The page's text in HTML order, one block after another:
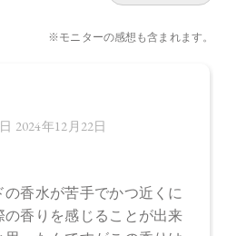
業日での発送となります。
。
の理由により、写真と異なる場
の理由により、成分・処方が記
。
更になる場合がございます。